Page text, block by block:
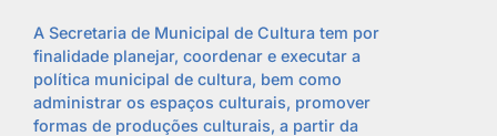
A Secretaria de Municipal de Cultura tem por
finalidade planejar, coordenar e executar a
política municipal de cultura, bem como
administrar os espaços culturais, promover
formas de produções culturais, a partir da